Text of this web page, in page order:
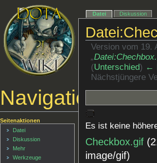
Version vom 19.
„
(Unterschied) ←
Nächstjüngere
Es ist keine
Checkbox.gif
image/gif)
Datei Diskussion
Seitenaktionen
Datei
Diskussion
Mehr
Werkzeuge